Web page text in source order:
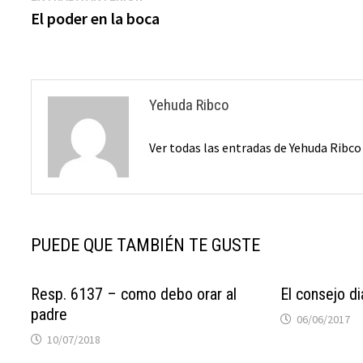
de
anterior:
El poder en la boca
Yehuda Ribco
Ver todas las entradas de Yehuda
PUEDE QUE TAMBIÉN TE GUSTE
Resp. 6137 – como debo orar al
padre
10/07/2018
El consejo
06/06/2017